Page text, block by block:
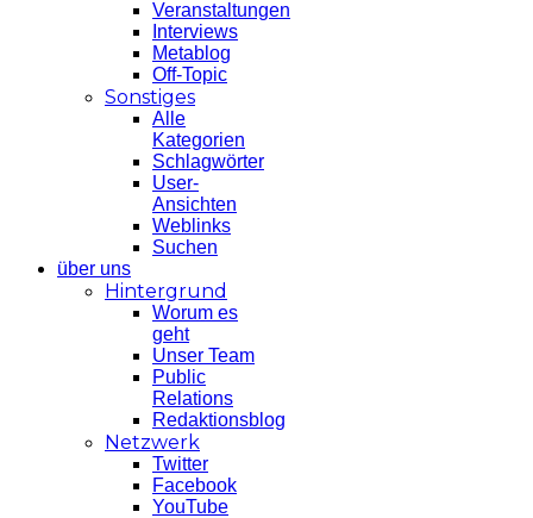
Veranstaltungen
Interviews
Metablog
Off-Topic
Sonstiges
Alle
Kategorien
Schlagwörter
User-
Ansichten
Weblinks
Suchen
über uns
Hintergrund
Worum es
geht
Unser Team
Public
Relations
Redaktionsblog
Netzwerk
Twitter
Facebook
YouTube